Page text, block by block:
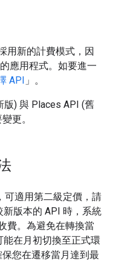
用新的計費模式，因
應用程式。如要進一
API 」。
) 與 Places API (舊
更。
可適用第二級定價，請
版本的 API 時，系統
費。為避免在轉換當
在月初切換至正式環
您在遷移當月達到最